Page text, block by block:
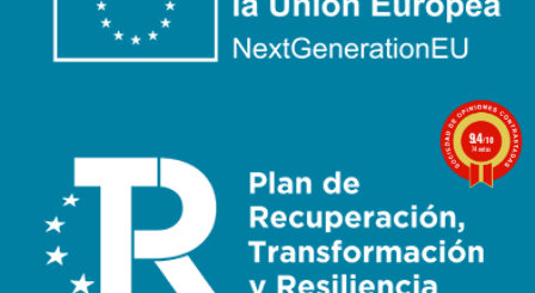
9.4/10
74 notas